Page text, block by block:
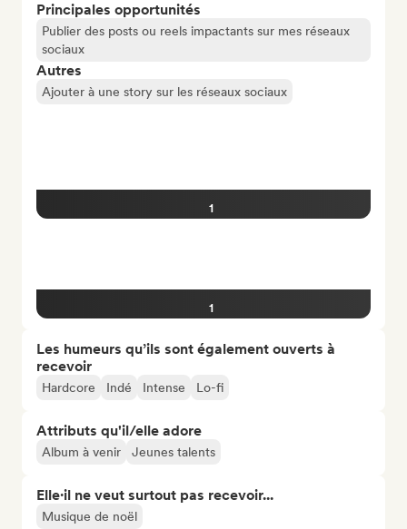
Principales opportunités
Publier des posts ou reels impactants sur mes réseaux
sociaux
Autres
Ajouter à une story sur les réseaux sociaux
1
1
Les humeurs qu’ils sont également ouverts à
recevoir
Hardcore Indé Intense Lo-fi
Attributs qu'il/elle adore
Album à venir Jeunes talents
Elle·il ne veut surtout pas recevoir...
Musique de noël